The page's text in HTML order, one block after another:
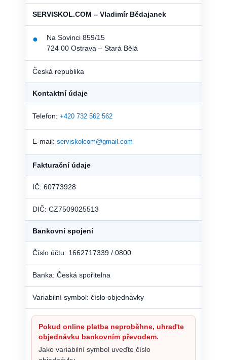
SERVISKOL.COM – Vladimír Bědajanek
●
Na Sovinci 859/15
724 00 Ostrava – Stará Bělá
Česká republika
Kontaktní údaje
Telefon: +420 732 562 562
E-mail: serviskolcom@gmail.com
Fakturační údaje
IČ: 60773928
DIČ: CZ7509025513
Bankovní spojení
Číslo účtu: 1662717339 / 0800
Banka: Česká spořitelna
Variabilní symbol: číslo objednávky
Pokud online platba neproběhne, uhraďte
objednávku bankovním převodem.
Jako variabilní symbol uveďte číslo